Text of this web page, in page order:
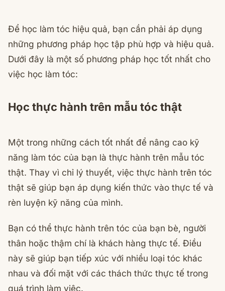
Để học làm tóc hiệu quả, bạn cần phải áp dụng
những phương pháp học tập phù hợp và hiệu quả.
Dưới đây là một số phương pháp học tốt nhất cho
việc học làm tóc:
Học thực hành trên mẫu tóc thật
Một trong những cách tốt nhất để nâng cao kỹ
năng làm tóc của bạn là thực hành trên mẫu tóc
thật. Thay vì chỉ lý thuyết, việc thực hành trên tóc
thật sẽ giúp bạn áp dụng kiến thức vào thực tế và
rèn luyện kỹ năng của mình.
Bạn có thể thực hành trên tóc của bạn bè, người
thân hoặc thậm chí là khách hàng thực tế. Điều
này sẽ giúp bạn tiếp xúc với nhiều loại tóc khác
nhau và đối mặt với các thách thức thực tế trong
quá trình làm việc.